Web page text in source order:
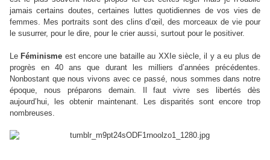
jamais certains doutes, certaines luttes quotidiennes de vos vies de
femmes. Mes portraits sont des clins d’œil, des morceaux de vie pour
le susurrer, pour le dire, pour le crier aussi, surtout pour le positiver.
Le Féminisme est encore une bataille au XXIe siècle, il y a eu plus de
progrès en 40 ans que durant les milliers d’années précédentes.
Nonbostant que nous vivons avec ce passé, nous sommes dans notre
époque, nous préparons demain. Il faut vivre ses libertés dès
aujourd’hui, les obtenir maintenant. Les disparités sont encore trop
nombreuses.